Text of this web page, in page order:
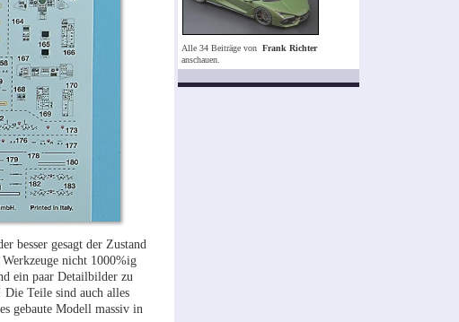
besser gesagt der Zustand
nicht 1000%ig
ein paar Detailbilder zu
Die Teile sind auch alles
gebaute Modell massiv in
Alle 34 Beiträge von Frank Richter
anschauen.